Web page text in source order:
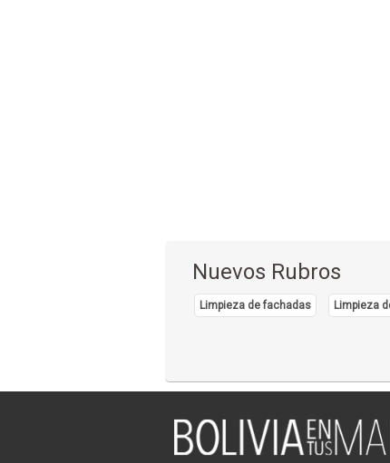
Nuevos Rubros
Limpieza de fachadas Limpieza